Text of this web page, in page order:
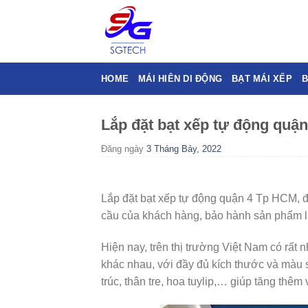
HOME MÁI HIÊN DI ĐỘNG BẠT MÁI XẾP
Lắp đặt bạt xếp tự động
Đăng ngày 3 Tháng Bảy, 2022
Lắp đặt bạt xếp tự động quận 4 Tp HCM,
cầu của khách hàng, bảo hành sản phẩm
Hiện nay, trên thị trường Việt Nam có rất
khác nhau, với đầy đủ kích thước và màu
trúc, thân tre, hoa tuylip,… giúp tăng thêm